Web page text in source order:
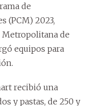
de
(PCM) 2023,
de
equipos para
recibió una
y pastas, de 250 y